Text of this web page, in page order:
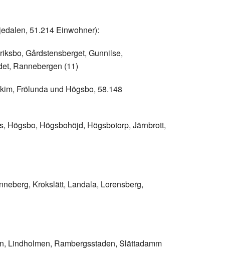
51.214 Einwohner):
Gårdstensberget, Gunnilse,
Rannebergen (11)
Frölunda und Högsbo, 58.148
Högsbo, Högsbohöjd, Högsbotorp, Järnbrott,
Krokslätt, Landala, Lorensberg,
Lindholmen, Rambergsstaden, Slättadamm